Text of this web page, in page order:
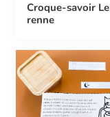
Croque-savoir Le
renne